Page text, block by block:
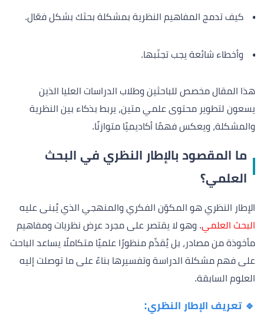
كيف تدمج المفاهيم النظرية بمشكلة بحثك بشكل فعّال.
وأخطاء شائعة يجب تجنّبها.
هذا المقال مخصص للباحثين وطلاب الدراسات العليا الذين
يسعون لتطوير محتوى علمي متين، يربط بذكاء بين النظرية
والمشكلة، ويعكس فهمًا أكاديميًا متوازنًا.
ما المقصود بالإطار النظري في البحث
العلمي؟
الإطار النظري هو المكوّن الفكري والمنهجي الذي يُبنى عليه
البحث العلمي. وهو لا يقتصر على مجرد عرض نظريات ومفاهيم
مأخوذة من مصادر، بل يُقدِّم منظورًا علميًا متكاملًا يساعد الباحث
على فهم مشكلة الدراسة وتفسيرها بناءً على ما توصلت إليه
العلوم السابقة.
🔹 تعريف الإطار النظري: